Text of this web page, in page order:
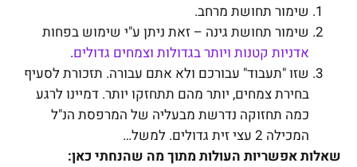
שימור תחושת מרחב.
שימור תחושת גינה – זאת ניתן ע"י שימוש בפחות
אדניות קטנות ויותר בגדולות וצמחים גדולים.
שזו "תעבוד" עבורכם ולא אתם עבורה. תזכורת לסעיף
בחירת צמחים, יותר מהם תתחזקו יותר. דמיינו לרגע
כמה תחזוקה נדרשת מבעליה של המרפסת הנ"ל
המכילה 2 עצי זית גדולים. למשל…
שאלות אפשריות העולות מתוך מה שהנחתי כאן: